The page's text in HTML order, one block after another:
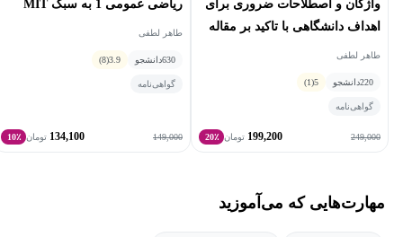
واژگان و اصطلاحات ضروری برای
اهداف دانشگاهی با تاکید بر مقاله
نویسی
طاهر لطفی
220دانشجو 5
(1)
گواهی‌نامه
249,000
199,200 تومان 20٪
ریاضی عمومی 1 به سبک MIT
طاهر لطفی
630دانشجو 3.9
(8)
گواهی‌نامه
149,000
134,100 تومان 10٪
مهارت‌هایی که می‌آموزید